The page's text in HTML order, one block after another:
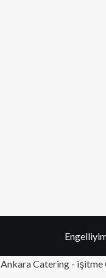
Ankara Catering - işitme